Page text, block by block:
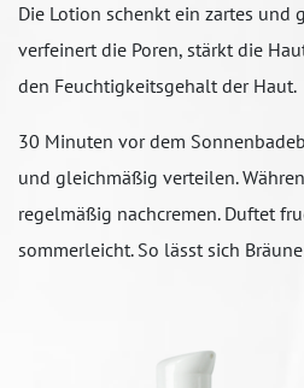
Die Lotion schenkt ein zartes und
verfeinert die Poren, stärkt die
den Feuchtigkeitsgehalt der Haut.
30 Minuten vor dem
und gleichmäßig verteilen.
regelmäßig nachcremen. Duftet
sommerleicht. So lässt sich